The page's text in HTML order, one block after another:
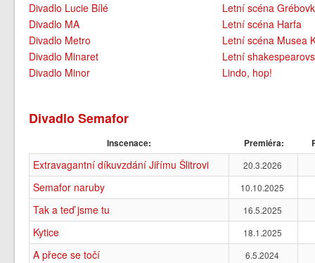
Divadlo Lucie Bílé
Divadlo MA
Divadlo Metro
Divadlo Minaret
Divadlo Minor
Letní scéna
Letní scéna Harfa
Letní scéna Musea
Letní
Lindo, hop!
Divadlo Semafor
Inscenace: Premiéra:
Extravagantní díkuvzdání Jiřímu Šlitrovi 20.3.2026
Semafor naruby 10.10.2025
Tak a teď jsme tu 16.5.2025
Kytice 18.1.2025
A přece se točí 6.5.2024